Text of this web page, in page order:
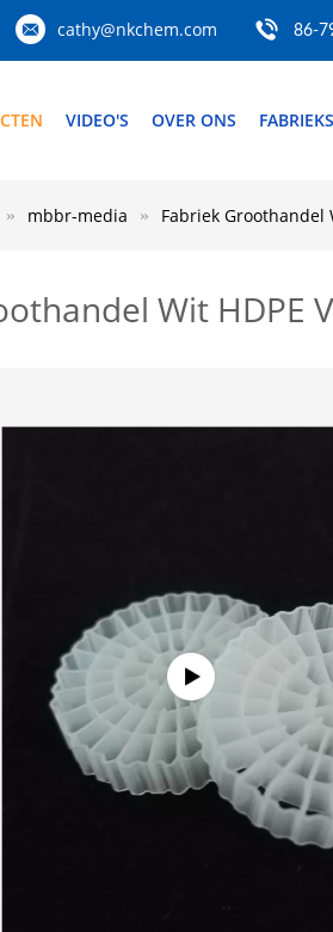
cathy@nkchem.com 86-
VIDEO'S OVER ONS
mbbr-media Fabriek Groothandel
Wit